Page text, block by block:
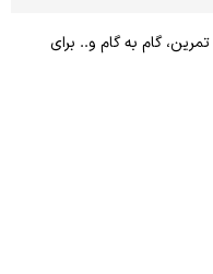
گام به گام و.. برای